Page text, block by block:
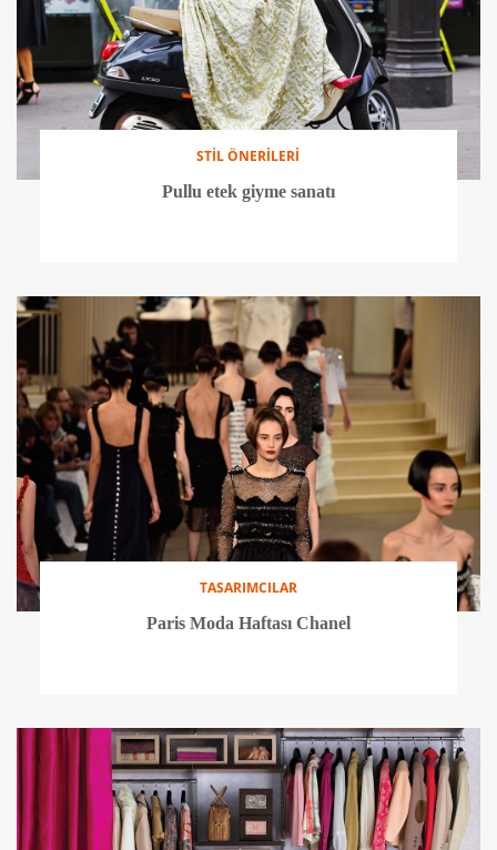
STİL ÖNERİLERİ
Pullu etek giyme sanatı
TASARIMCILAR
Paris Moda Haftası Chanel